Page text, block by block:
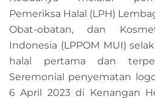
Pemeriksa Halal (LPH)
Obat-obatan, dan
Indonesia (LPPOM MUI)
halal pertama dan
Seremonial penyematan
6 April 2023 di Kenangan